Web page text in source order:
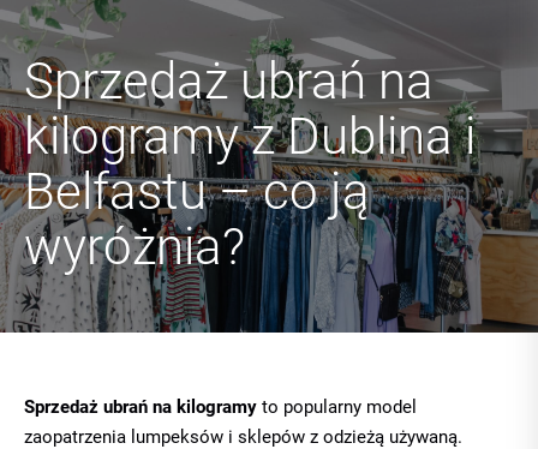
Sprzedaż ubrań na
kilogramy z Dublina i
Belfastu – co ją
wyróżnia?
Sprzedaż ubrań na kilogramy to popularny model
zaopatrzenia lumpeksów i sklepów z odzieżą używaną.